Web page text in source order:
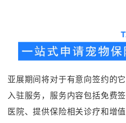
亚展期间将对于有意向签约的
入驻服务，服务内容包括免费
医院、提供保险相关诊疗和增